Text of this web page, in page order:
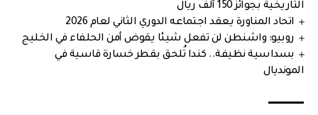
التاريخية بجوائز 150 ألف ريال
اتحاد المناورة يعقد اجتماعه الدوري الثاني لعام 2026
روبيو: واشنطن لن تفعل شيئا يقوض أمن الحلفاء في الخليج
بسداسية نظيفة.. كندا تُلحق بقطر خسارة قاسية في
المونديال